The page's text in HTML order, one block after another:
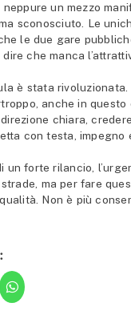
un mezzo
sconosciuto. Le
le due gare
che manca
è stata
anche in questo
chiara,
con testa, impegno
forte rilancio,
ma per fare
Non è più
Fai
clic
per